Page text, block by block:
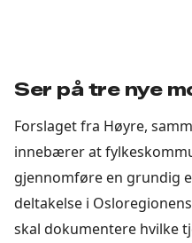
Ser på tre nye
Forslaget fra Høyre,
innebærer at
gjennomføre en grundig
deltakelse i
skal dokumentere hvilke